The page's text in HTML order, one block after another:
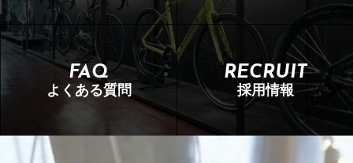
FAQ
よくある質問
RECRUIT
採用情報